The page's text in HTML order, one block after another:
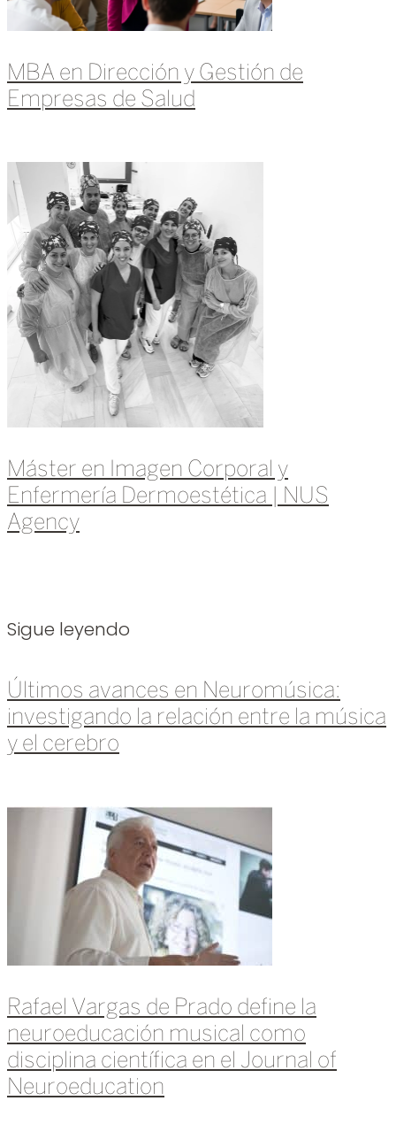
MBA en Dirección y Gestión de
Empresas de Salud
Máster en Imagen Corporal y
Enfermería Dermoestética | NUS
Agency
Sigue leyendo
Últimos avances en Neuromúsica:
investigando la relación entre la música
y el cerebro
Rafael Vargas de Prado define la
neuroeducación musical como
disciplina científica en el Journal of
Neuroeducation